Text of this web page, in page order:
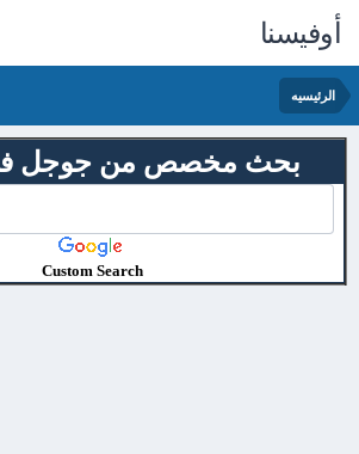
أوفيسنا
الرئيسيه
بحث مخصص من جوجل فى
Custom Search